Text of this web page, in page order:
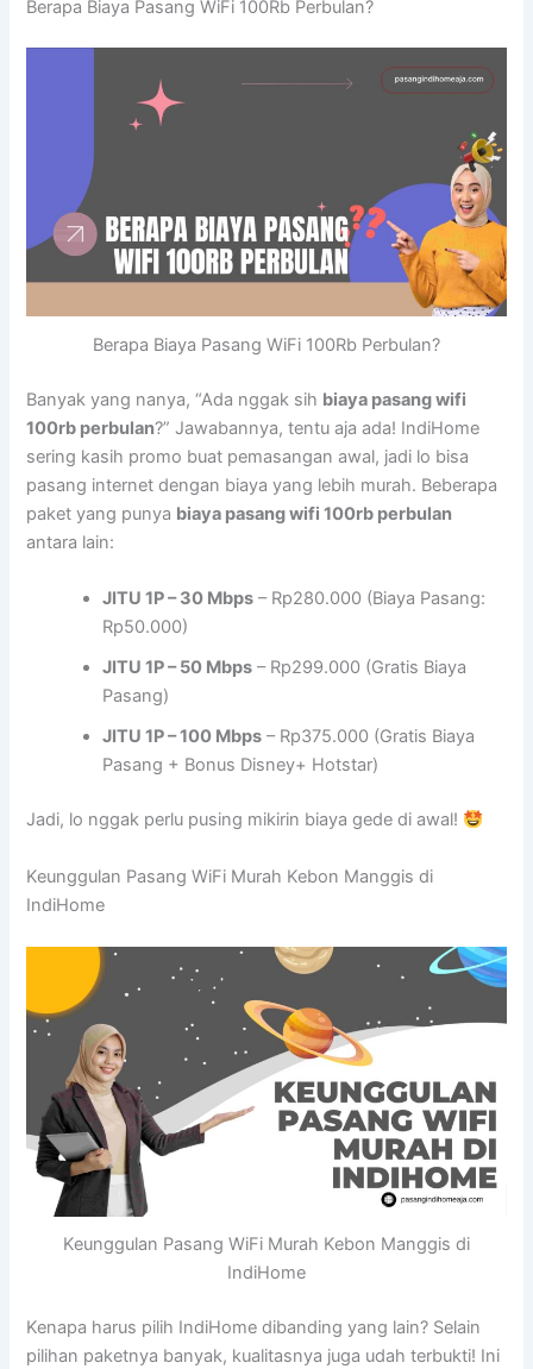
Berapa Biaya Pasang WiFi 100Rb Perbulan?
Berapa Biaya Pasang WiFi 100Rb Perbulan?
Banyak yang nanya, “Ada nggak sih biaya pasang wifi
100rb perbulan?” Jawabannya, tentu aja ada! IndiHome
sering kasih promo buat pemasangan awal, jadi lo bisa
pasang internet dengan biaya yang lebih murah. Beberapa
paket yang punya biaya pasang wifi 100rb perbulan
antara lain:
JITU 1P – 30 Mbps – Rp280.000 (Biaya Pasang:
Rp50.000)
JITU 1P – 50 Mbps – Rp299.000 (Gratis Biaya
Pasang)
JITU 1P – 100 Mbps – Rp375.000 (Gratis Biaya
Pasang + Bonus Disney+ Hotstar)
Jadi, lo nggak perlu pusing mikirin biaya gede di awal!
Keunggulan Pasang WiFi Murah Kebon Manggis di
IndiHome
Keunggulan Pasang WiFi Murah Kebon Manggis di
IndiHome
Kenapa harus pilih IndiHome dibanding yang lain? Selain
pilihan paketnya banyak, kualitasnya juga udah terbukti! Ini